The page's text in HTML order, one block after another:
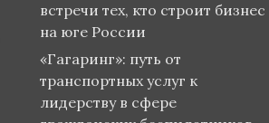
встречи тех, кто строит бизнес
на юге России
«Гагаринг»: путь от
транспортных услуг к
лидерству в сфере